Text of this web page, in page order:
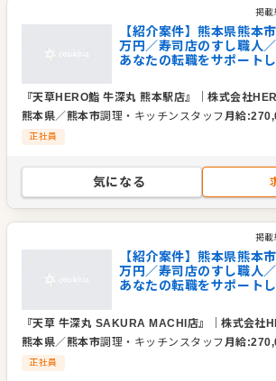
また、当社では長い下積みを強いることは
も3～6ヶ月で握りやメイン調理を任される
に成長できるのも魅力。経験者であればさ
人ひとりの発想を取り入れて新しいメニュ
る自由さも当社ならでは。実際に、ある社
そのままお客様に提供されることもあります
さらに、当社は「ブルーシーフードパート
未利用魚を活用して海の資源を守る取り組
技術を学ぶだけでなく、サステナブルな食
りがいも感じられます。地域を盛り上げな
未来の海を守る挑戦に参加しませんか？
業種／業態
居酒屋、寿司
事業内容
掲載
【紹介案件】熊本県熊本
万円／寿司店のすし職人
あなたの転職をサポート
『天草HERO鮨 牛深丸 熊本駅店』 ｜株式会社
熊本県／熊本市調理・キッチンスタッフ月給:
正社員
気になる
掲載
【紹介案件】熊本県熊本
万円／寿司店のすし職人
あなたの転職をサポート
『天草 牛深丸 SAKURA MACHI店』 ｜株式会社
熊本県／熊本市調理・キッチンスタッフ月給:
正社員